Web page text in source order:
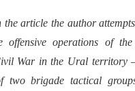
the article the author
offensive operations of
War in the Ural territory
two brigade tactical